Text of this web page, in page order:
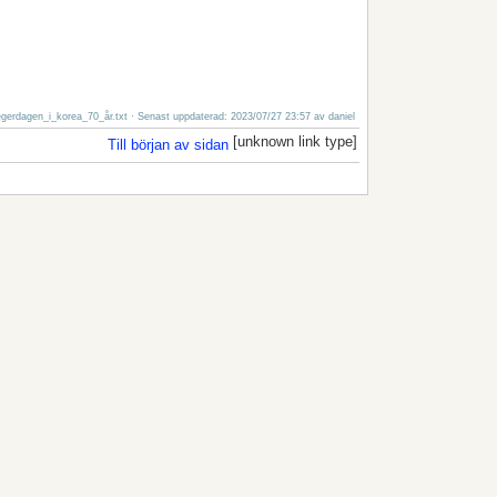
· Senast uppdaterad: 2023/07/27 23:57 av daniel
[unknown link type]
Till början av sidan